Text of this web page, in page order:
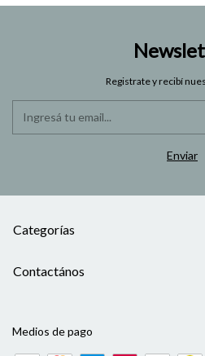
Registrate y recibí
Categorías
Contactános
Medios de pago